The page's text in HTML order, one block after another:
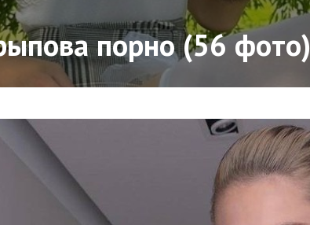
порно (56 фото)